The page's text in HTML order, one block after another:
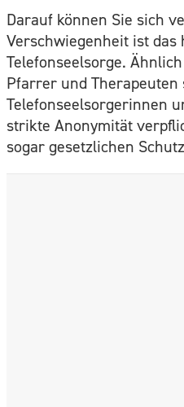
Darauf können Sie sich
Verschwiegenheit ist das
Telefonseelsorge.
Pfarrer und Therapeuten
Telefonseelsorgerinnen
strikte Anonymität
sogar gesetzlichen